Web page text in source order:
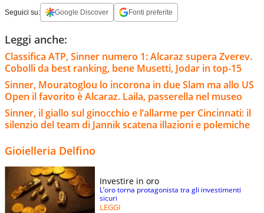
Seguici su: Google Discover Fonti preferite
Leggi anche:
Classifica ATP, Sinner numero 1: Alcaraz supera Zverev.
Cobolli da best ranking, bene Musetti, Jodar in top-15
Sinner, Mouratoglou lo incorona in due Slam ma allo US
Open il favorito è Alcaraz. Laila, passerella nel museo
Sinner, il giallo sul ginocchio e l’allarme per Cincinnati: il
silenzio del team di Jannik scatena illazioni e polemiche
Gioielleria Delfino
Investire in oro
L’oro torna protagonista tra gli investimenti
sicuri
LEGGI